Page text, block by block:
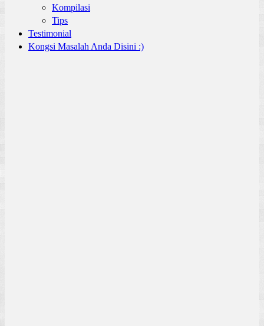
Kompilasi
Tips
Testimonial
Kongsi Masalah Anda Disini :)